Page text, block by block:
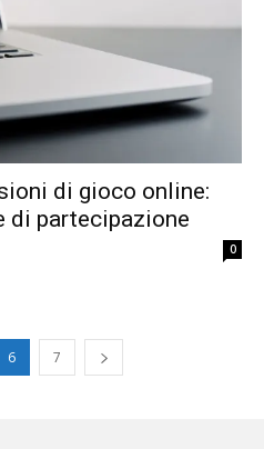
di gioco online:
di partecipazione
0
6 7